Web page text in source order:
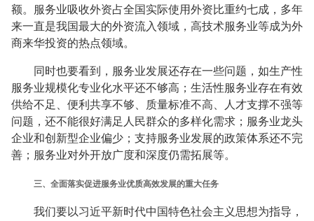
额。服务业吸收外资占全国实际使用外资比重约七成，多年
来一直是我国最大的外资流入领域，高技术服务业等成为外
商来华投资的热点领域。
同时也要看到，服务业发展还存在一些问题，如生产性
服务业规模化专业化水平还不够高；生活性服务业存在有效
供给不足、便利共享不够、质量标准不高、人才支撑不强等
问题，还不能很好满足人民群众的多样化需求；服务业龙头
企业和创新型企业偏少；支持服务业发展的政策体系还不完
善；服务业对外开放广度和深度仍需拓展等。
三、全面落实促进服务业优质高效发展的重大任务
我们要以习近平新时代中国特色社会主义思想为指导，